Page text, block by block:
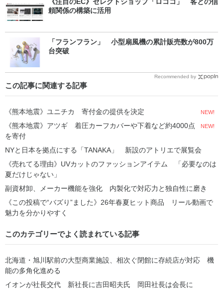
頼関係の構築に活用
「フランフラン」 小型扇風機の累計販売数が800万
台突破
Recommended by
この記事に関連する記事
《熊本地震》ユニチカ 寄付金の提供を決定 NEW!
《熊本地震》アツギ 着圧カーフカバーや下着など約4000点
を寄付
NEW!
NYと日本を拠点にする「TANAKA」 新設のアトリエで展覧会
《売れてる理由》UVカットのファッションアイテム 「必要なのは
夏だけじゃない」
副資材卸、メーカー機能を強化 内製化で対応力と独自性に磨き
《この投稿で“バズり”ました》26年春夏ヒット商品 リール動画で
魅力を分かりやすく
このカテゴリーでよく読まれている記事
北海道・旭川駅前の大型商業施設、相次ぐ閉館に存続店が対応 機
能の多角化進める
イオンが社長交代 新社長に吉田昭夫氏 岡田社長は会長に